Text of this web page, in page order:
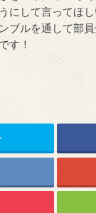
にして言ってほし
ブルを通して部
す！